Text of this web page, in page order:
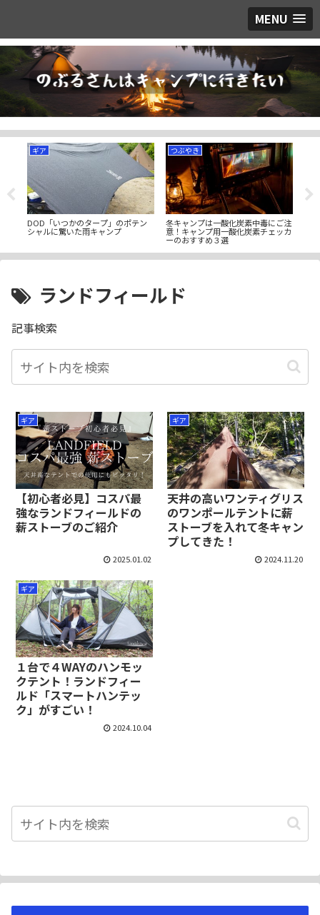
MENU
ギア
DOD「いつかのタープ」のポテン
シャルに驚いた雨キャンプ
つぶやき
冬キャンプは一酸化炭素中毒にご注
意！キャンプ用一酸化炭素チェッカ
ーのおすすめ３選
ランドフィールド
記事検索
ギア
【初心者必見】コスパ最
強なランドフィールドの
薪ストーブのご紹介
2025.01.02
ギア
天井の高いワンティグリス
のワンポールテントに薪
ストーブを入れて冬キャン
プしてきた！
2024.11.20
ギア
１台で４WAYのハンモッ
クテント！ランドフィー
ルド「スマートハンテッ
ク」がすごい！
2024.10.04